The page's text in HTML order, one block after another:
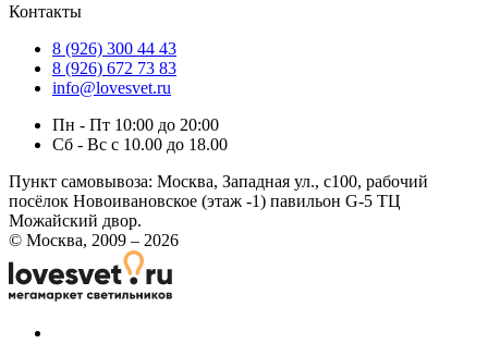
Контакты
8 (926) 300 44 43
8 (926) 672 73 83
info@lovesvet.ru
Пн - Пт 10:00 до 20:00
Сб - Вс с 10.00 до 18.00
Пункт самовывоза: Москва, Западная ул., с100, рабочий
посёлок Новоивановское (этаж -1) павильон G-5 ТЦ
Можайский двор.
© Москва, 2009 – 2026